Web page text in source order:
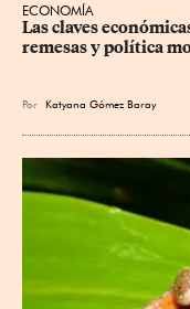
ECONOMÍA
Las claves
remesas y política
Por Katyana Gómez Baray